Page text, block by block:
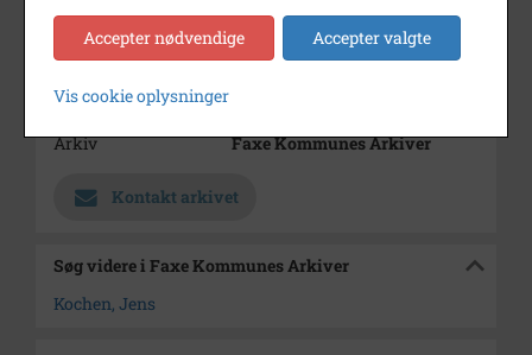
Se på kort
Type
Sogn (1000-2050)
Enhed
Arkiv
Faxe Kommunes Arkiver
Kontakt arkivet
Søg videre i Faxe Kommunes Arkiver
Kochen, Jens
Accepter nødvendige Accepter valgte
Vis cookie oplysninger